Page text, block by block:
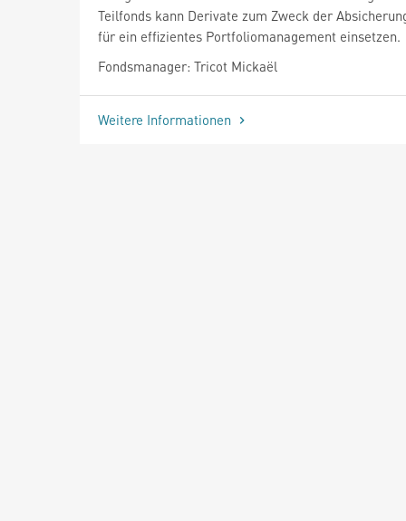
Teilfonds kann Derivate zum Zweck der
für ein effizientes Portfoliomanagement einsetzen.
Fondsmanager: Tricot Mickaël
Weitere Informationen